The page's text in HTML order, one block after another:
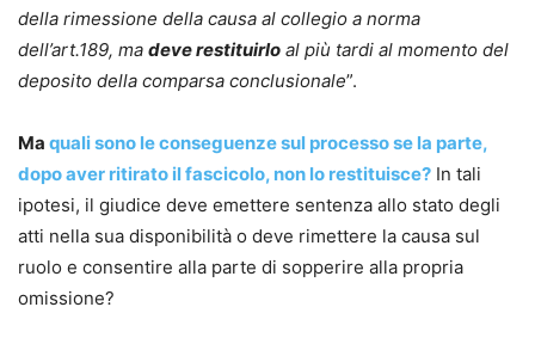
della rimessione della causa al collegio a norma
dell’art.189, ma deve restituirlo al più tardi al momento del
deposito della comparsa conclusionale”.
Ma quali sono le conseguenze sul processo se la parte,
dopo aver ritirato il fascicolo, non lo restituisce? In tali
ipotesi, il giudice deve emettere sentenza allo stato degli
atti nella sua disponibilità o deve rimettere la causa sul
ruolo e consentire alla parte di sopperire alla propria
omissione?